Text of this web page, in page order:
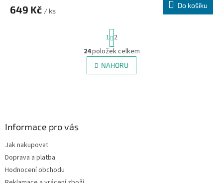
649 Kč / ks
Do košíku
O
v
l
S
t
r
á
n
k
v
1 2
24položek celkem
NAHORU
Informace pro vás
Jak nakupovat
Doprava a platba
Hodnocení obchodu